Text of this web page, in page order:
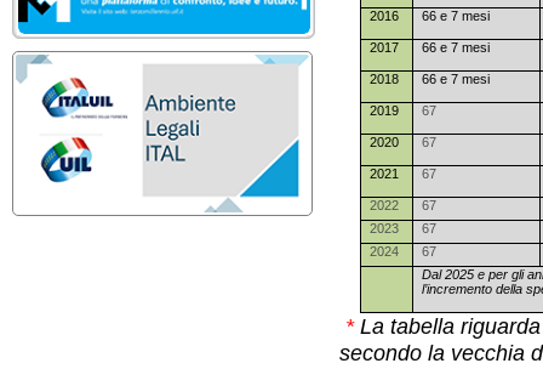
2016 66 e 7 mesi
2017 66 e 7 mesi
2018 66 e 7 mesi
2019 67
2020 67
2021 67
2022
67
2023
67
2024
67
Dal 2025 e per gli
l’incremento della
*La tabella
secondo la vecchia